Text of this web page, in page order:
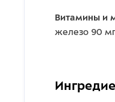
Витамины и
железо 90